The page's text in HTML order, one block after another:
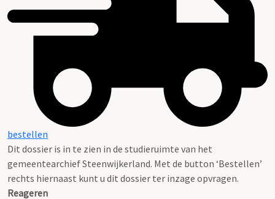
bestellen
Dit dossier is in te zien in de studieruimte van het
gemeentearchief Steenwijkerland. Met de button ‘Bestellen’
rechts hiernaast kunt u dit dossier ter inzage opvragen.
Reageren